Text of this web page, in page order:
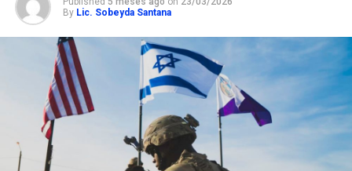
By Lic. Sobeyda Santana